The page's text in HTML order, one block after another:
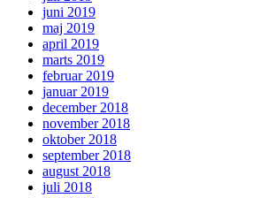
juni 2019
maj 2019
april 2019
marts 2019
februar 2019
januar 2019
december 2018
november 2018
oktober 2018
september 2018
august 2018
juli 2018